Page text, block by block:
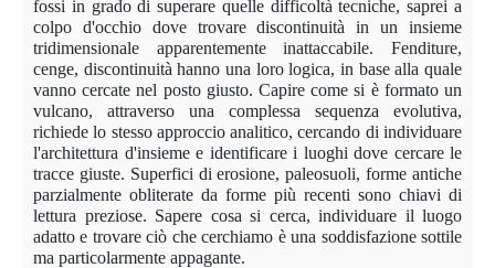
fossi in grado di superare quelle difficoltà tecniche, saprei a
colpo d'occhio dove trovare discontinuità in un insieme
tridimensionale apparentemente inattaccabile. Fenditure,
cenge, discontinuità hanno una loro logica, in base alla quale
vanno cercate nel posto giusto. Capire come si è formato un
vulcano, attraverso una complessa sequenza evolutiva,
richiede lo stesso approccio analitico, cercando di individuare
l'architettura d'insieme e identificare i luoghi dove cercare le
tracce giuste. Superfici di erosione, paleosuoli, forme antiche
parzialmente obliterate da forme più recenti sono chiavi di
lettura preziose. Sapere cosa si cerca, individuare il luogo
adatto e trovare ciò che cerchiamo è una soddisfazione sottile
ma particolarmente appagante.